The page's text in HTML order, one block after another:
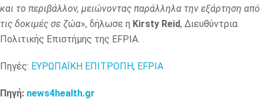
και το περιβάλλον, μειώνοντας παράλληλα την εξάρτηση από
τις δοκιμές σε ζώα», δήλωσε η Kirsty Reid, Διευθύντρια
Πολιτικής Επιστήμης της EFPIA.
Πηγές: ΕΥΡΩΠΑΪΚΗ ΕΠΙΤΡΟΠΗ, EFPIA
Πηγή: news4health.gr